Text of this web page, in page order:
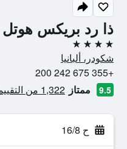
ذا رد بريكس هوتل
4 نجوم
شكودر، ألبانيا
+355 675 242 200
9.5 ممتاز 1,322 من التقييمات تم التحقق منها
ح 16/8